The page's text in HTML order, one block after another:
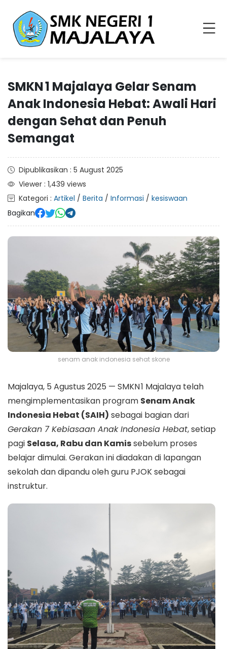
SMKN 1 Majalaya Gelar Senam
Anak Indonesia Hebat: Awali Hari
dengan Sehat dan Penuh
Semangat
Dipublikasikan : 5 August 2025
Viewer : 1,439 views
Kategori : Artikel / Berita / Informasi / kesiswaan
Bagikan
senam anak indonesia sehat skone
Majalaya, 5 Agustus 2025 — SMKN 1 Majalaya telah
mengimplementasikan program Senam Anak
Indonesia Hebat (SAIH) sebagai bagian dari
Gerakan 7 Kebiasaan Anak Indonesia Hebat, setiap
pagi Selasa, Rabu dan Kamissebelum proses
belajar dimulai. Gerakan ini diadakan di lapangan
sekolah dan dipandu oleh guru PJOK sebagai
instruktur.